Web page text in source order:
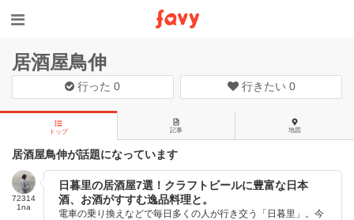
居酒屋鳥伸
行った0 行きたい 0
トップ 記事 地図
居酒屋鳥伸が話題になっています
72314
1na
日暮里の居酒屋7選！クラフトビールに豊富な日本
酒、お酒がすすむ逸品料理と。
電車の乗り換えなどで毎日多くの人が行き交う「日暮里」。今